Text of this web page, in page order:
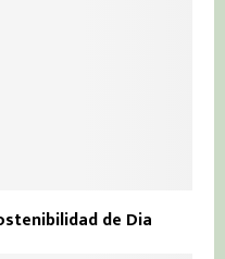
de Dia